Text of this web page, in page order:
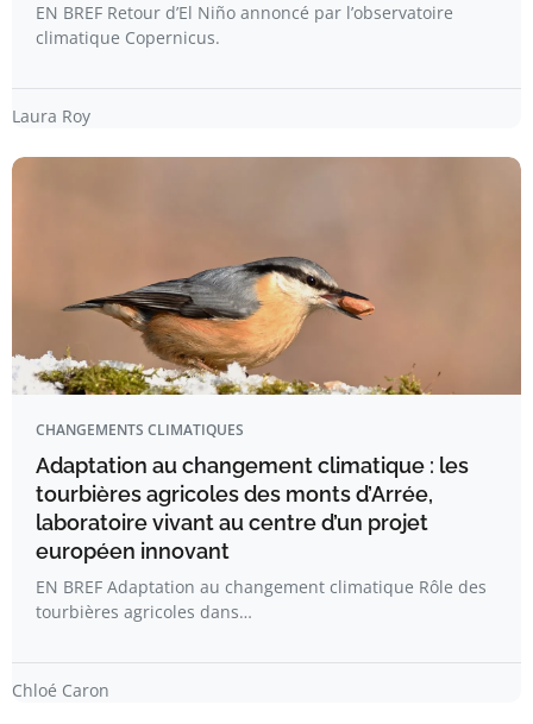
EN BREF Retour d’El Niño annoncé par l’observatoire
climatique Copernicus.
Laura Roy
CHANGEMENTS CLIMATIQUES
Adaptation au changement climatique : les
tourbières agricoles des monts d’Arrée,
laboratoire vivant au centre d’un projet
européen innovant
EN BREF Adaptation au changement climatique Rôle des
tourbières agricoles dans…
Chloé Caron